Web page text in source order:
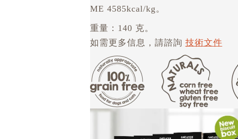
ME 4585kcal/kg。
重量：140 克。
如需更多信息，請諮詢 技術文件